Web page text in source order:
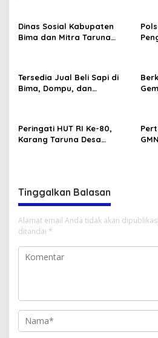
Dinas Sosial Kabupaten
Bima dan Mitra Taruna
RI
Tersedia Jual Beli Sapi di
Bima, Dompu, dan
Peringati HUT RI Ke-80,
Karang Taruna Desa
Tinggalkan Balasan
Alamat email Anda tidak akan
ditandai *